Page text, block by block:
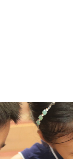
へ
ス
キ
ッ
プ